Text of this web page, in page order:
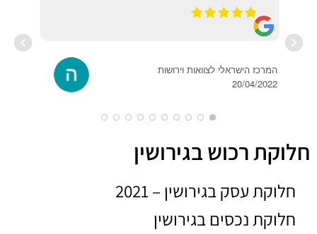
המרכז הישראלי לצוואות וירושות
20/04/2022
חלוקת רכוש בגירושין
חלוקת עסק בגירושין – 2021
חלוקת נכסים בגירושין